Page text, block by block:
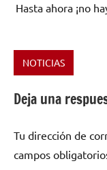
Hasta ahora ¡no
Etiquetado
i
want
to
NOTICIAS
Deja una
Tu dirección de
campos